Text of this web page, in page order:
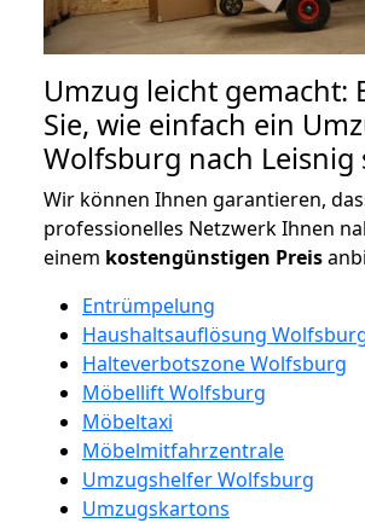
Umzug leicht gemacht:
Sie, wie einfach ein
Wolfsburg nach Leisnig
Wir können Ihnen garantieren,
professionelles Netzwerk Ihnen
einem kostengünstigen Preis
Entrümpelung
Haushaltsauflösung
Halteverbotszone Wolfsburg
Möbellift Wolfsburg
Möbeltaxi
Möbelmitfahrzentrale
Umzugshelfer Wolfsburg
Umzugskartons